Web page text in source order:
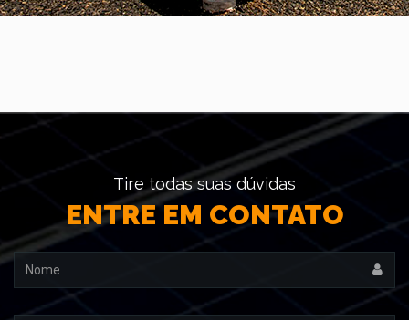
Tire todas suas dúvidas
ENTRE EM CONTATO
Nome